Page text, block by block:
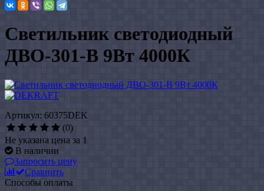
Светильник светодиодный
ДВО-301-В 9Вт 4000К
Артикул: 60375DEK
(0)
Не указана цена за 1
В наличии
Запросить цену
Сравнить
Способы оплаты